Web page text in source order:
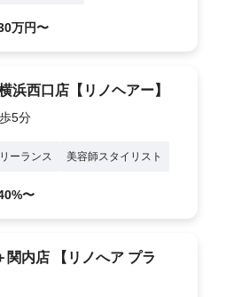
万円〜
浜西口店【リノヘアー】
5分
ーランス 美容師スタイリスト
〜
関内店 【リノへア プラ